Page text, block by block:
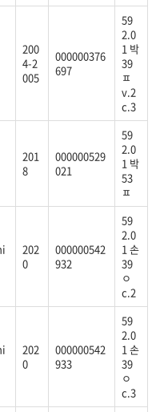
200
4-2
005
000000376
697
59
2.0
1 박
39
ㅍ
v.2
c.3
201
8
000000529
021
59
2.0
1 박
53
ㅍ
202
0
000000542
932
59
2.0
1 손
39
ㅇ
c.2
202
0
000000542
933
59
2.0
1 손
39
ㅇ
c.3